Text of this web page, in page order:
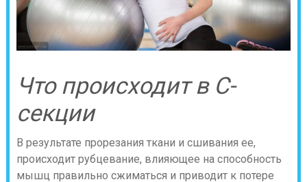
Что происходит в C-
секции
В результате прорезания ткани и сшивания ее,
происходит рубцевание, влияющее на способность
мышц правильно сжиматься и приводит к потере